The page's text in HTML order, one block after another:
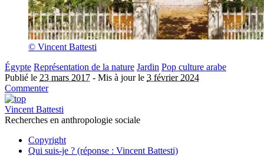
© Vincent Battesti
Égypte Représentation de la nature Jardin Pop culture arabe
Publié le 23 mars 2017 - Mis à jour le 3 février 2024
Commenter
Vincent Battesti
Recherches en anthropologie sociale
Copyright
Qui suis-je ? (réponse : Vincent Battesti)